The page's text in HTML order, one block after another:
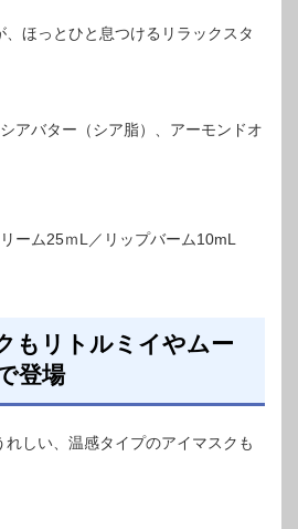
ほっとひと息つけるリラックスタ
アバター（シア脂）、アーモンドオ
ーム25ｍL／リップバーム10mL
もリトルミイやムー
登場
しい、温感タイプのアイマスクも